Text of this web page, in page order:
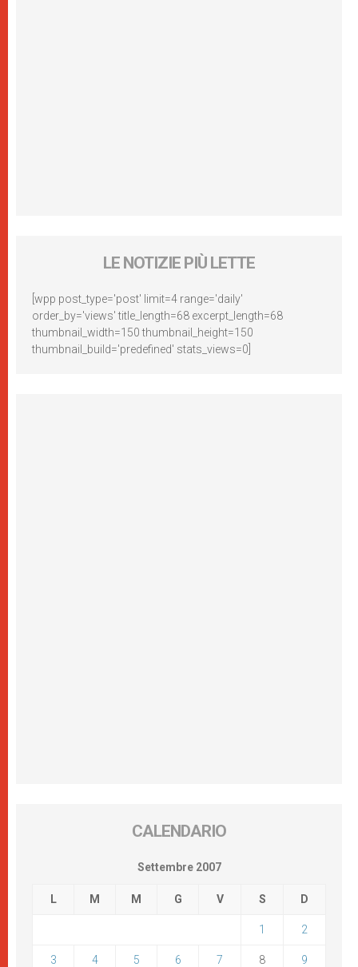
LE NOTIZIE PIÙ LETTE
[wpp post_type='post' limit=4 range='daily'
order_by='views' title_length=68 excerpt_length=68
thumbnail_width=150 thumbnail_height=150
thumbnail_build='predefined' stats_views=0]
CALENDARIO
Settembre 2007
L M M G V S D
1 2
3 4 5 6 7 8 9